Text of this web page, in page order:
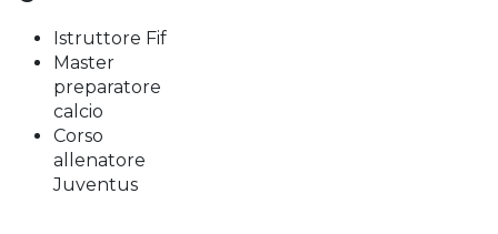
Istruttore Fif
Master
preparatore
calcio
Corso
allenatore
Juventus